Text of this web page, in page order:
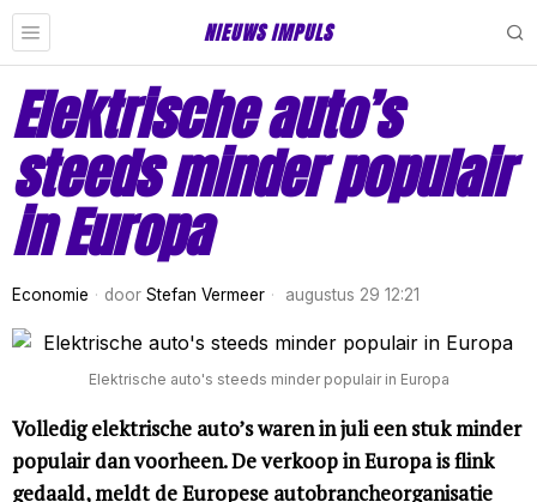
NIEUWS IMPULS
Elektrische auto’s
steeds minder populair
in Europa
Economie door Stefan Vermeer augustus 29 12:21
Elektrische auto's steeds minder populair in Europa
Volledig elektrische auto’s waren in juli een stuk minder
populair dan voorheen. De verkoop in Europa is flink
gedaald, meldt de Europese autobrancheorganisatie